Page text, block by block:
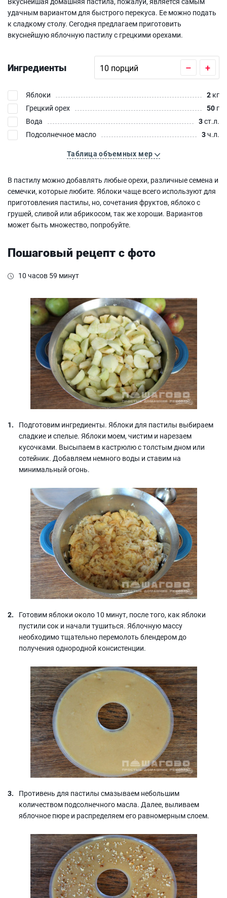
удачным вариантом для быстрого перекуса. Ее можно подать
к сладкому столу. Сегодня предлагаем приготовить
вкуснейшую яблочную пастилу с грецкими орехами.
Ингредиенты – +
Яблоки 2 кг
Грецкий орех
50 г
Вода
3ст.л.
Подсолнечное масло
3ч.л.
Таблица объемных мер
В пастилу можно добавлять любые орехи, различные семена и
семечки, которые любите. Яблоки чаще всего используют для
приготовления пастилы, но, сочетания фруктов, яблоко с
грушей, сливой или абрикосом, так же хороши. Вариантов
может быть множество, попробуйте.
Пошаговый рецепт с фото
10 часов 59 минут
Подготовим ингредиенты. Яблоки для пастилы выбираем
сладкие и спелые. Яблоки моем, чистим и нарезаем
кусочками. Высыпаем в кастрюлю с толстым дном или
сотейник. Добавляем немного воды и ставим на
минимальный огонь.
Готовим яблоки около 10 минут, после того, как яблоки
пустили сок и начали тушиться. Яблочную массу
необходимо тщательно перемолоть блендером до
получения однородной консистенции.
Противень для пастилы смазываем небольшим
количеством подсолнечного масла. Далее, выливаем
яблочное пюре и распределяем его равномерным слоем.